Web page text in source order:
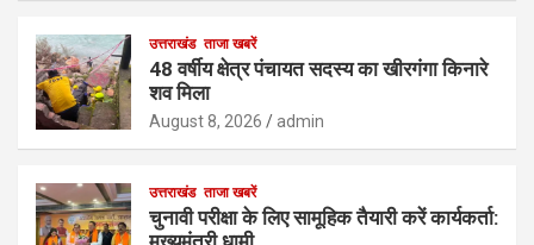
उत्तराखंड ताजा खबरें
48 वर्षीय क्षेत्र पंचायत सदस्य का खीरगंगा किनारे
शव मिला
August 8, 2026 admin
उत्तराखंड ताजा खबरें
चुनावी परीक्षा के लिए सामूहिक तैयारी करें कार्यकर्ता: